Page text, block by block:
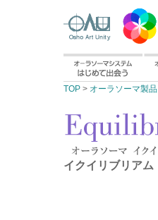
TOP > オーラソーマ製品
イクイリブリアム